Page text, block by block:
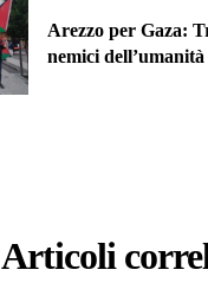
Arezzo per Gaza:
nemici dell’umanità
Articoli